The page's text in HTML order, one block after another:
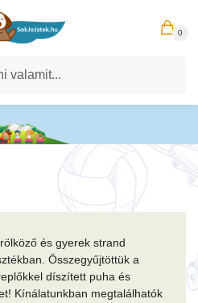
0
és gyerek strand
Összegyűjtöttük a
díszített puha és
Kínálatunkban megtalálhatók